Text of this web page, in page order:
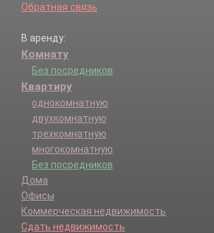
Обратная связь
В аренду:
Комнату
Без посредников
Квартиру
однокомнатную
двухкомнатную
трехкомнатную
многокомнатную
Без посредников
Дома
Офисы
Коммерческая недвижимость
Сдать недвижимость